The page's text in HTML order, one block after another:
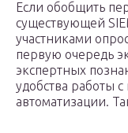
Если обобщить
существующей
участниками
первую очередь
экспертных
удобства работы
автоматизации.